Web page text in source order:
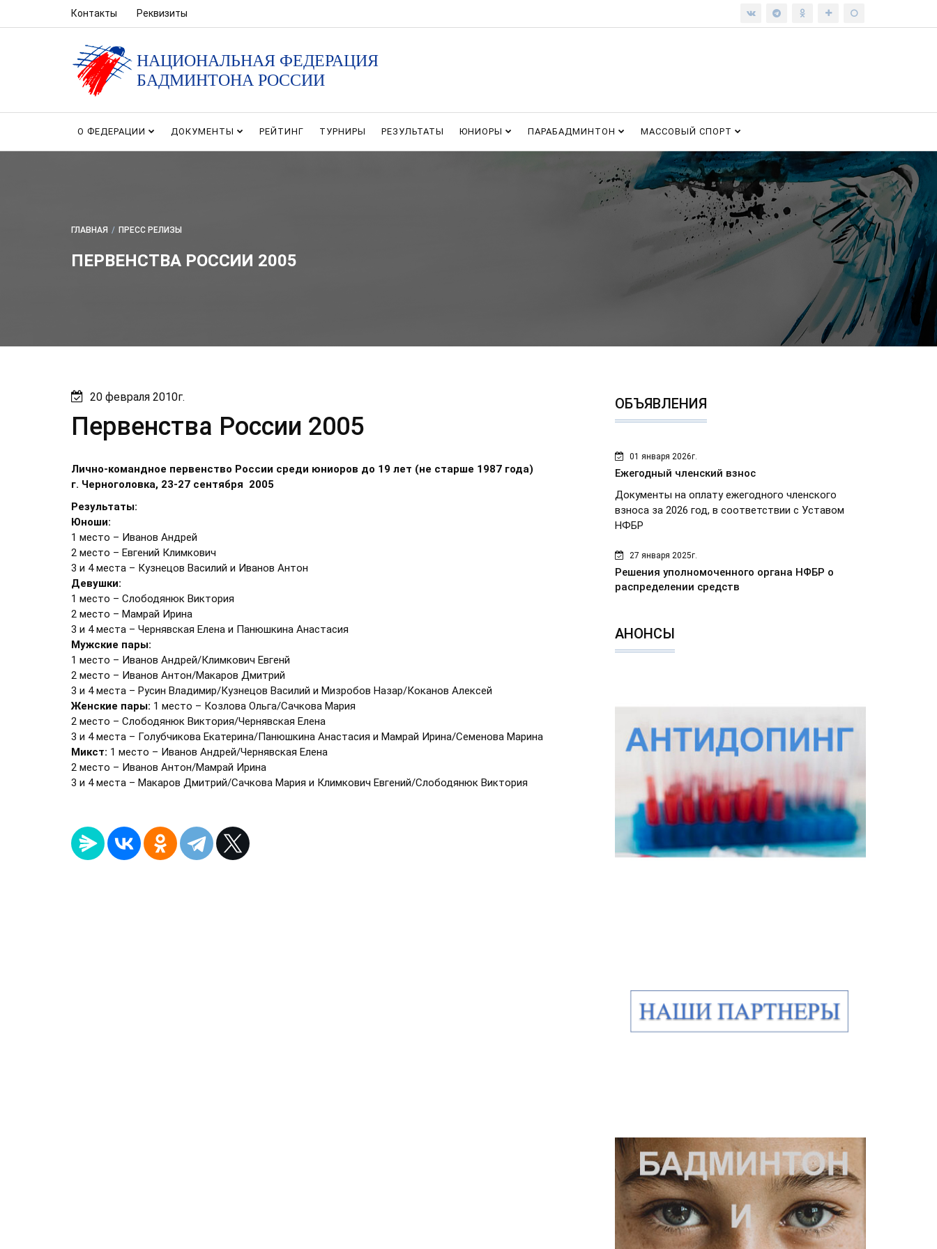
Контакты Реквизиты
НАЦИОНАЛЬНАЯ ФЕДЕРАЦИЯ
БАДМИНТОНА РОССИИ
О ФЕДЕРАЦИИ ДОКУМЕНТЫ РЕЙТИНГ ТУРНИРЫ РЕЗУЛЬТАТЫ ЮНИОРЫ ПАРАБАДМИНТОН МАССОВЫЙ СПОРТ
ГЛАВНАЯ / ПРЕСС РЕЛИЗЫ
ПЕРВЕНСТВА РОССИИ 2005
20 февраля 2010г.
Первенства России 2005
Лично-командное первенство России среди юниоров до 19 лет (не старше 1987 года)
г. Черноголовка, 23-27 сентября 2005
Результаты:
Юноши:
1 место – Иванов Андрей
2 место – Евгений Климкович
3 и 4 места – Кузнецов Василий и Иванов Антон
Девушки:
1 место – Слободянюк Виктория
2 место – Мамрай Ирина
3 и 4 места – Чернявская Елена и Панюшкина Анастасия
Мужские пары:
1 место – Иванов Андрей/Климкович Евгенй
2 место – Иванов Антон/Макаров Дмитрий
3 и 4 места – Русин Владимир/Кузнецов Василий и Мизробов Назар/Коканов Алексей
Женские пары: 1 место – Козлова Ольга/Сачкова Мария
2 место – Слободянюк Виктория/Чернявская Елена
3 и 4 места – Голубчикова Екатерина/Панюшкина Анастасия и Мамрай Ирина/Семенова Марина
Микст: 1 место – Иванов Андрей/Чернявская Елена
2 место – Иванов Антон/Мамрай Ирина
3 и 4 места – Макаров Дмитрий/Сачкова Мария и Климкович Евгений/Слободянюк Виктория
ОБЪЯВЛЕНИЯ
01 января 2026г.
Ежегодный членский взнос
Документы на оплату ежегодного членского
взноса за 2026 год, в соответствии с Уставом
НФБР
27 января 2025г.
Решения уполномоченного органа НФБР о
распределении средств
АНОНСЫ